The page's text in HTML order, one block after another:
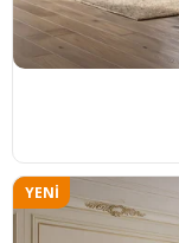
YENI
ÜRÜN